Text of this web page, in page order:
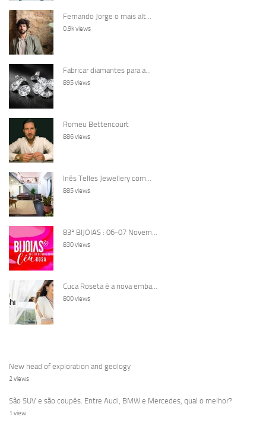
Fernando Jorge o mais alt...
0.9k views
Fabricar diamantes para a...
895 views
Romeu Bettencourt
886 views
Inês Telles Jewellery com...
885 views
83ª BIJOIAS : 06-07 Novem...
830 views
Cuca Roseta é a nova emba...
800 views
New head of exploration and geology
2 views
São SUV e são coupés. Entre Audi, BMW e Mercedes, qual o melhor?
1 view